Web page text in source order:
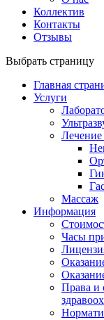
Коллектив
Контакты
Отзывы
Выбрать страницу
Главная
Услуги
Лечение
Массаж
Информация
Часы
Права и